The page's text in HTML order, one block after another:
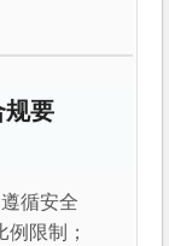
规要
循安全
限制；